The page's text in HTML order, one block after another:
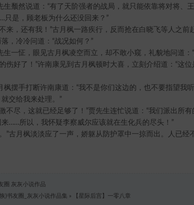
然说道：“有了天阶强者的战局，就只能依靠将对将、
只是，顾老板为什么还没回来？”
，还有我！”古月枫一路疾行，反而抢在白晓飞等人之前
，冷冷问道：“战况如何？”
怔，眼见古月枫凌空而立，却不敢小窥，礼貌地问道：
好了！”许南康见到古月枫顿时大喜，立刻介绍道：“这位
手打断许南康道：“我不是你们这边的，也不要指望我
交给我来处理。”
尽，这就已经足够了！”贾先生连忙说道：“我们派出所
来……所以，我怀疑李察威尔应该就在生化兵的尽头！”
月枫淡淡应了一声，娇躯从防护罩中一掠而出。人已经
圈 灰灰小说作品
)书友圈_灰灰小说作品集 » 【星际后宫】一零八章